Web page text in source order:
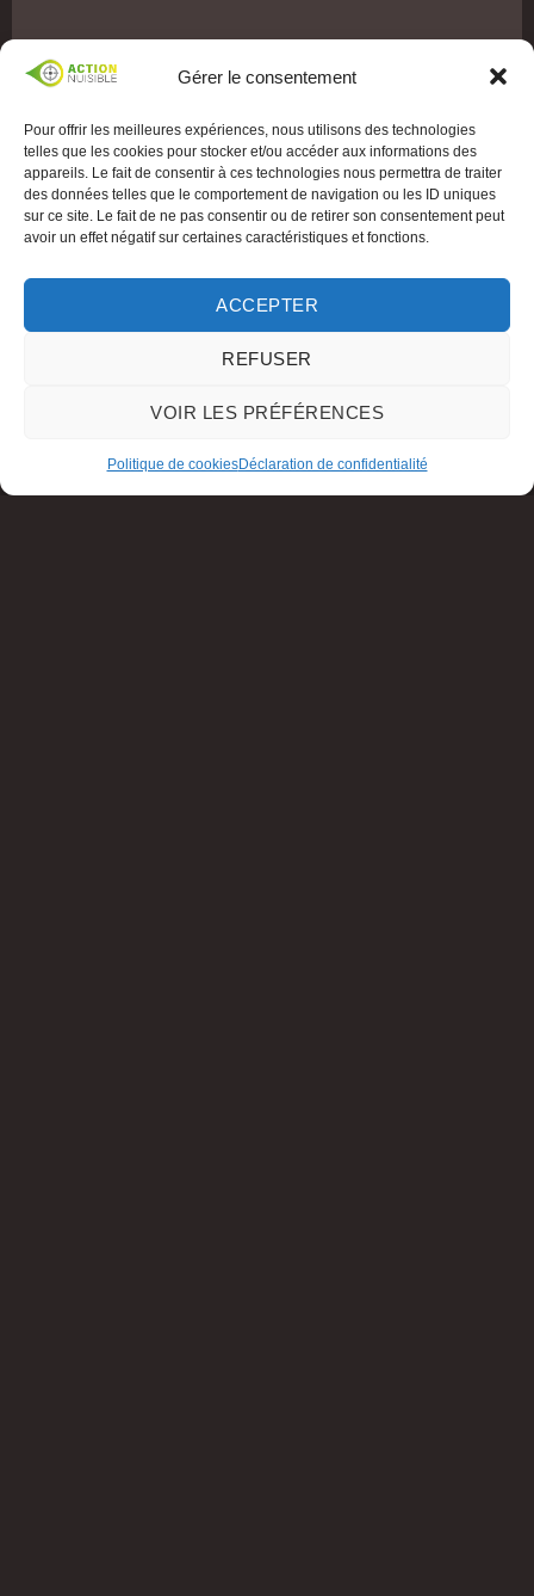
Gérer le consentement
Pour offrir les meilleures expériences, nous utilisons des technologies
telles que les cookies pour stocker et/ou accéder aux informations des
appareils. Le fait de consentir à ces technologies nous permettra de traiter
des données telles que le comportement de navigation ou les ID uniques
sur ce site. Le fait de ne pas consentir ou de retirer son consentement peut
avoir un effet négatif sur certaines caractéristiques et fonctions.
ACCEPTER
REFUSER
VOIR LES PRÉFÉRENCES
Politique de cookiesDéclaration de confidentialité